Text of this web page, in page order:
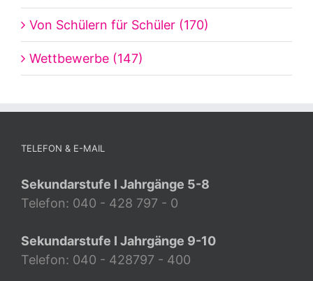
Von Schülern für Schüler (170)
Wettbewerbe (147)
TELEFON & E-MAIL
Sekundarstufe I Jahrgänge 5-8
Telefon: 040 - 428 797 - 0
Sekundarstufe I Jahrgänge 9-10
Telefon: 040 - 428797 - 400